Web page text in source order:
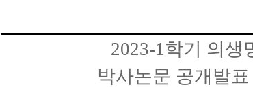
2023-1학기 의생
박사논문 공개발